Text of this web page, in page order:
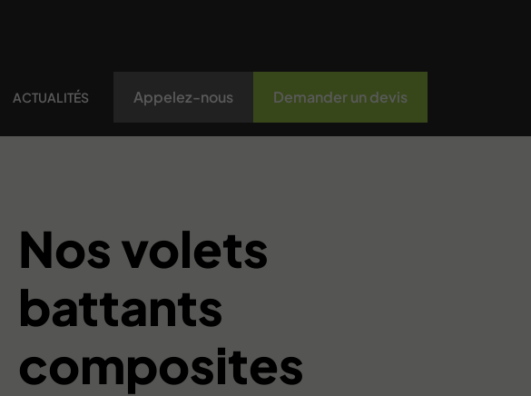
ACTUALITÉS Appelez-nous Demander un devis
Nos volets
battants
composites